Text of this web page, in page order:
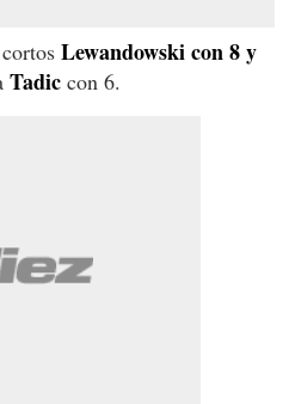
Lewandowski con 8 y
Tadic con 6.